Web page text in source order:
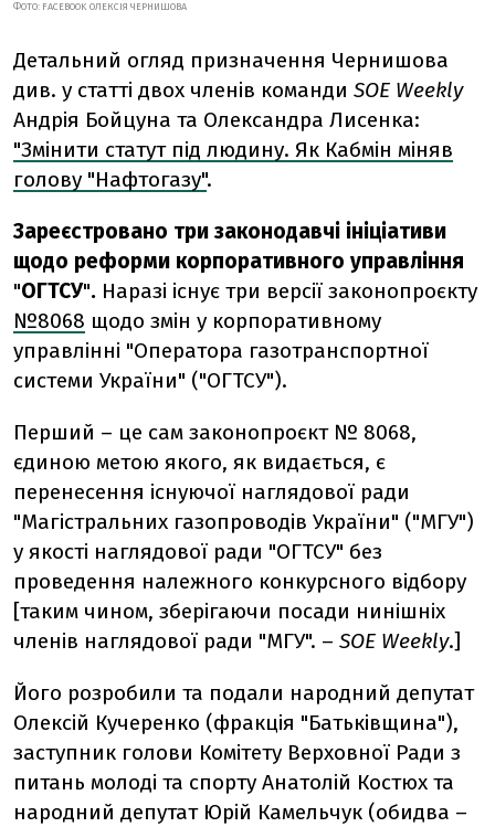
ФОТО: FACEBOOK ОЛЕКСІЯ ЧЕРНИШОВА
Детальний огляд призначення Чернишова
див. у статті двох членів команди SOE Weekly
Андрія Бойцуна та Олександра Лисенка:
"Змінити статут під людину. Як Кабмін міняв
голову "Нафтогазу".
Зареєстровано три законодавчі ініціативи
щодо реформи корпоративного управління
"ОГТСУ". Наразі існує три версії законопроєкту
№8068 щодо змін у корпоративному
управлінні "Оператора газотранспортної
системи України" ("ОГТСУ").
Перший – це сам законопроєкт № 8068,
єдиною метою якого, як видається, є
перенесення існуючої наглядової ради
"Магістральних газопроводів України" ("МГУ")
у якості наглядової ради "ОГТСУ" без
проведення належного конкурсного відбору
[таким чином, зберігаючи посади нинішніх
членів наглядової ради "МГУ". – SOE Weekly.]
Його розробили та подали народний депутат
Олексій Кучеренко (фракція "Батьківщина"),
заступник голови Комітету Верховної Ради з
питань молоді та спорту Анатолій Костюх та
народний депутат Юрій Камельчук (обидва –